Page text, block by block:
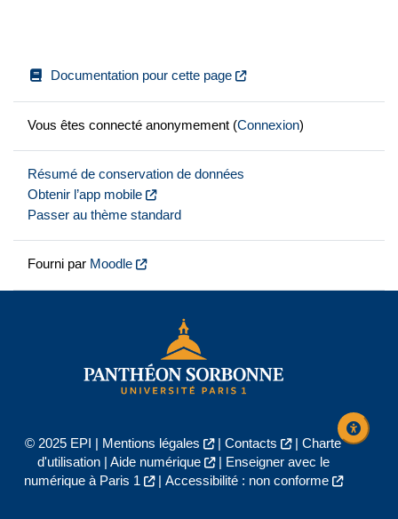
Documentation pour cette page
Vous êtes connecté anonymement (Connexion)
Résumé de conservation de données
Obtenir l’app mobile
Passer au thème standard
Fourni par Moodle
© 2025 EPI | Mentions légales | Contacts | Charte
d'utilisation| Aide numérique |
Enseigner avec le
numérique à Paris 1
| Accessibilité : non conforme